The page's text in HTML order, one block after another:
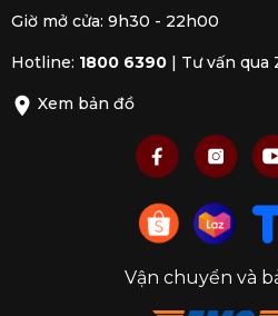
Giờ mở cửa: 9h30 - 22h00
Hotline: 1800 6390 Tư vấn qua
Xem bản đồ
Vận chuyển và